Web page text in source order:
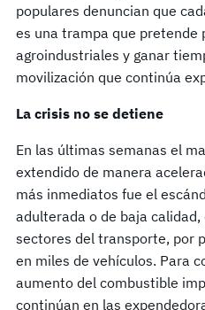
populares denuncian que
es una trampa que pretende
agroindustriales y ganar
movilización que continúa
La crisis no se detiene
En las últimas semanas el
extendido de manera
más inmediatos fue el
adulterada o de baja
sectores del transporte, por
en miles de vehículos. Para
aumento del combustible
continúan en las